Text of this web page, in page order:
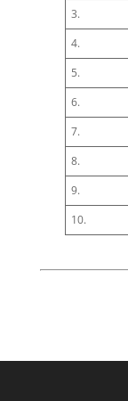
3.
4.
5.
6.
7.
8.
9.
10.